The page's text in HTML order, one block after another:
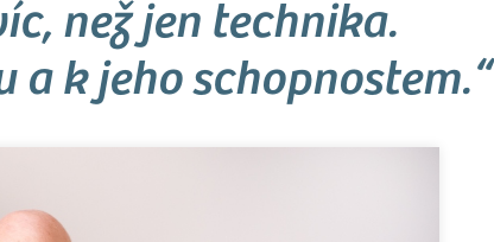
než jen technika.
k jeho schopnostem.“